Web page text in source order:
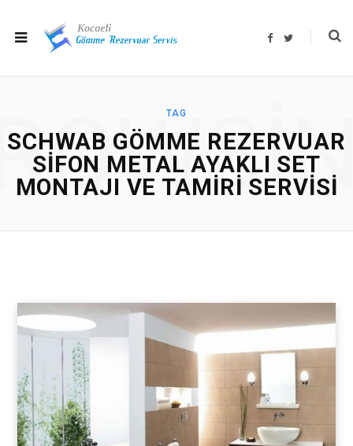
F
T
TAG
SCHWAB GÖMME REZERVUAR
SIFON METAL AYAKLI SET
MONTAJI VE TAMIRI SERVISI